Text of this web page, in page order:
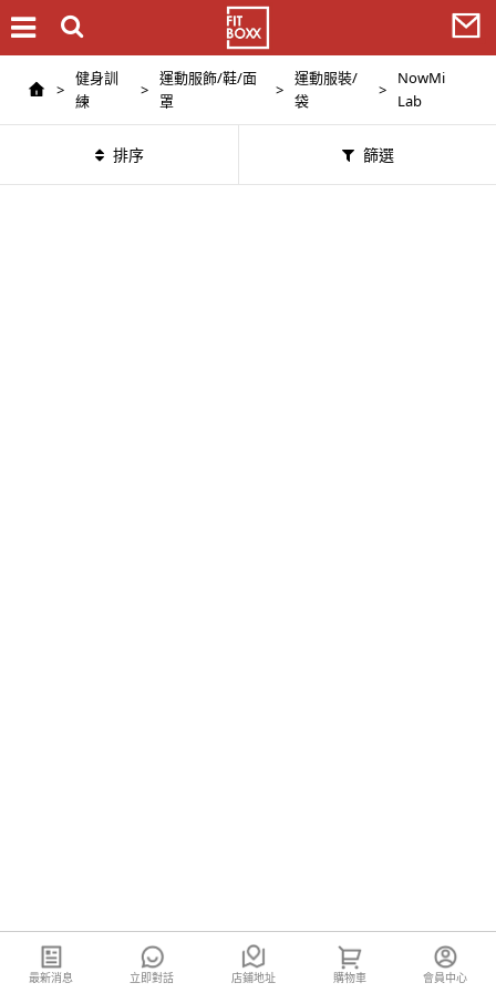
>
健身訓
練
>
運動服飾/鞋/面
罩
>
運動服裝/
袋
>
NowMi
Lab
排序 篩選
最新消息 立即對話 店鋪地址 購物車 會員中心